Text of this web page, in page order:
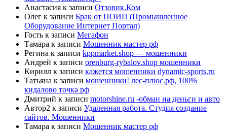
Анастасия к записи Отзовик.Ком
Олег к записи Брак от ПОИП (Промышленное
Оборудование Интернет Портал)
Гость к записи Мегафон
Тамара к записи Мошенник мастер рф
Регина к записи kppmarket.shop — мошенники
Андрей к записи orenburg-rybalov.shop мошенники
Кирилл к записи кажется мошенники dynamic-sports.ru
Татьяна к записи мошенники! лес-плюс.рф, 100%
кидалово точка рф
Дмитрий к записи motorshine.ru -обман на деньги и авто
Автор2 к записи Удаленная работа. Студия создание
сайтов. Мошенники
Тамара к записи Мошенник мастер рф